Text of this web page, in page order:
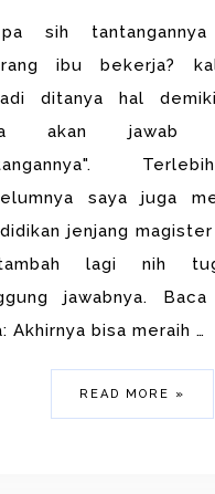
sih tantangannya
ibu bekerja?
ditanya hal
akan jawab
saya juga
jenjang
lagi nih
jawabnya.
Akhirnya bisa meraih …
READ MORE »